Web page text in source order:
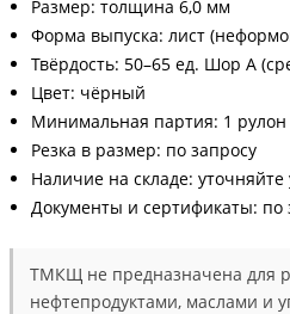
Размер: толщина 6,0 мм
Форма выпуска: лист
Твёрдость: 50–65 ед. Шор А
Цвет: чёрный
Минимальная партия: 1 рулон
Резка в размер: по запросу
Наличие на складе:
Документы и сертификаты: по
ТМКЩ не предназначена для
нефтепродуктами, маслами и